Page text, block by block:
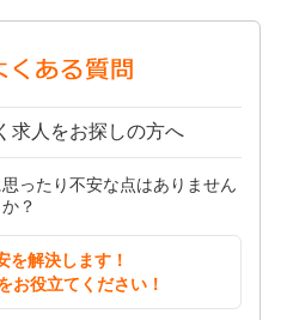
求人をお探しの方へ
ったり不安な点はありません
か？
を解決します！
お役立てください！